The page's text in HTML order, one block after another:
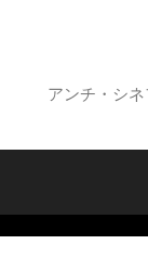
へ
アンチ・シ